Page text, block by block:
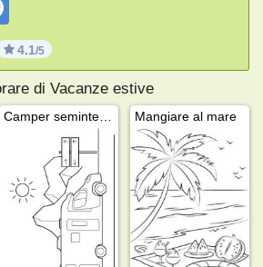
4.1/5
di Vacanze estive
Mangiare al mare